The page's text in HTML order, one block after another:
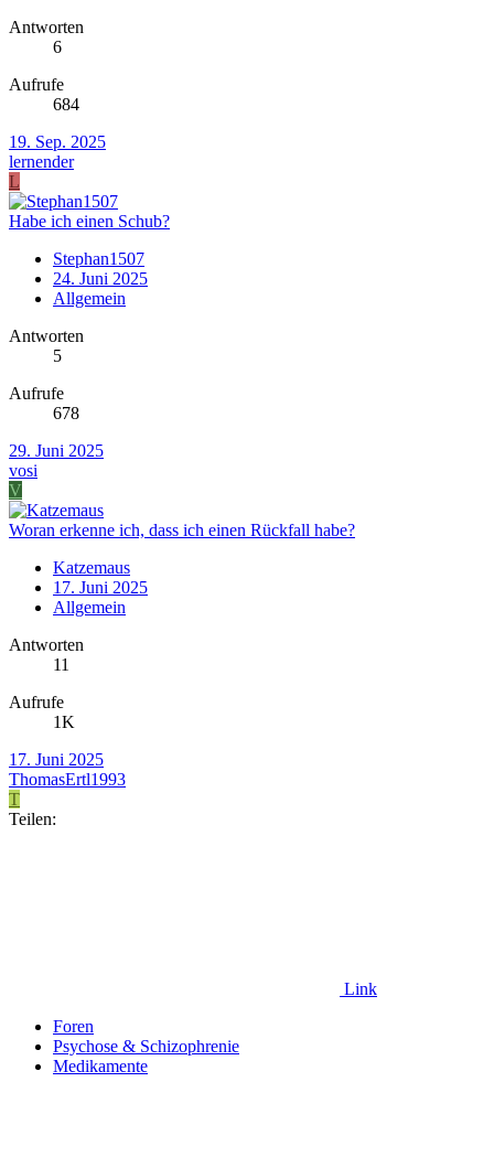
Antworten
6
Aufrufe
684
19. Sep. 2025
lernender
L
Habe ich einen Schub?
Stephan1507
24. Juni 2025
Allgemein
Antworten
5
Aufrufe
678
29. Juni 2025
vosi
V
Woran erkenne ich, dass ich einen Rückfall habe?
Katzemaus
17. Juni 2025
Allgemein
Antworten
11
Aufrufe
1K
17. Juni 2025
ThomasErtl1993
T
Teilen:
Link
Foren
Psychose & Schizophrenie
Medikamente